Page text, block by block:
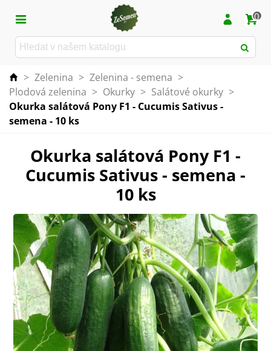
0
> Zelenina > Zelenina - semena >
Plodová zelenina > Okurky > Salátové okurky >
Okurka salátová Pony F1 - Cucumis Sativus -
semena - 10 ks
Okurka salátová Pony F1 -
Cucumis Sativus - semena -
10 ks